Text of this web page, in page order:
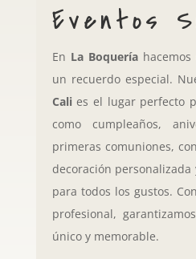
Eventos
En La Boqueríahacemos
un recuerdo especial.
Calies el lugar perfecto
como cumpleaños,
primeras comuniones,
decoración
para todos los gustos.
profesional,
único y memorable.